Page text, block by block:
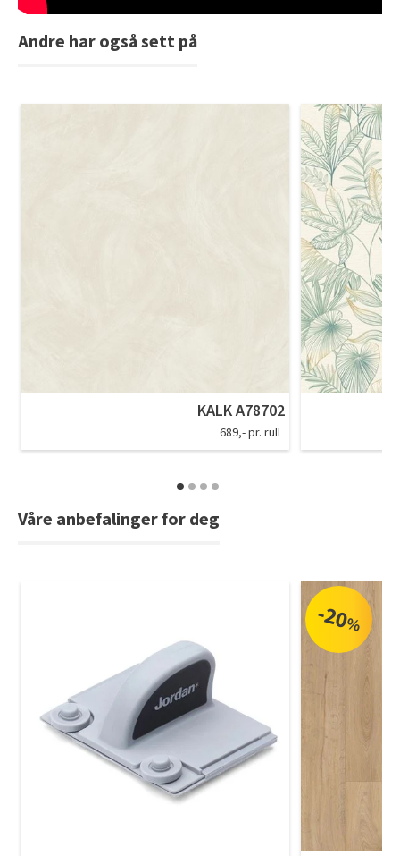
Andre har også sett på
KALK A78702
689,- pr. rull
Våre anbefalinger for deg
-20%